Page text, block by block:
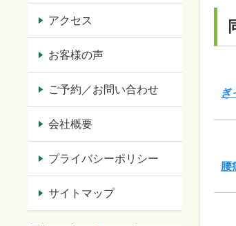
ぎ
腰
アクセス
お客様の声
ご予約／お問い合わせ
会社概要
プライバシーポリシー
サイトマップ